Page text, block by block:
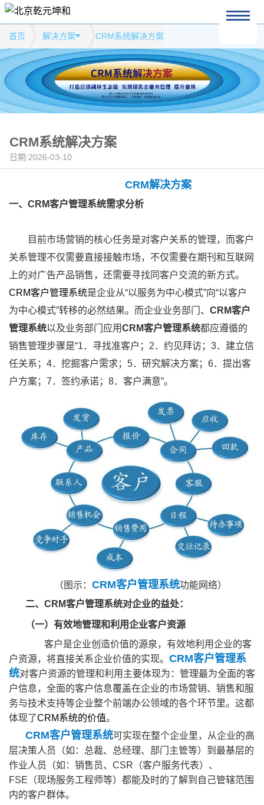
首页 解决方案 CRM系统解决方案
CRM系统解决方案
日期:2026-03-10
CRM解决方案
一、CRM客户管理系统需求分析
目前市场营销的核心任务是对客户关系的管理，而客户
关系管理不仅需要直接接触市场，不仅需要在期刊和互联网
上的对广告产品销售，还需要寻找同客户交流的新方式。
CRM客户管理系统是企业从“以服务为中心模式”向“以客户
为中心模式”转移的必然结果。而企业业务部门、 CRM客户
管理系统以及业务部门应用CRM客户管理系统都应遵循的
销售管理步骤是“1．寻找准客户；2．约见拜访；3．建立信
任关系；4．挖掘客户需求；5．研究解决方案；6．提出客
户方案；7．签约承诺；8．客户满意”。
（图示： CRM客户管理系统功能网络）
二、CRM客户管理系统对企业的益处：
（一）有效地管理和利用企业客户资源
客户是企业创造价值的源泉，有效地利用企业的客
户资源，将直接关系企业价值的实现。 CRM客户管理系
统对客户资源的管理和利用主要体现为：管理最为全面的客
户信息，全面的客户信息覆盖在企业的市场营销、销售和服
务与技术支持等企业整个前端办公领域的各个环节里。这都
体现了CRM系统的价值。
CRM客户管理系统可实现在整个企业里，从企业的高
层决策人员（如：总裁、总经理、部门主管等）到最基层的
作业人员（如：销售员、CSR（客户服务代表）、
FSE（现场服务工程师等）都能及时的了解到自己管辖范围
内的客户群体。